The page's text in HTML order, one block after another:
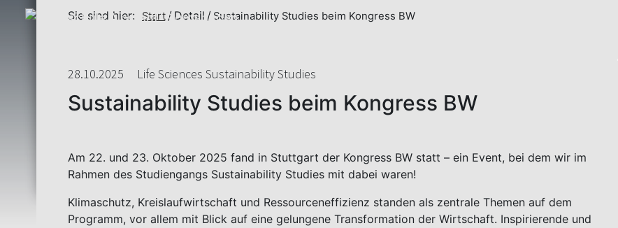
Sie sind hier: Start Detail Sustainability Studies beim Kongress BW
28.10.2025 Life Sciences Sustainability Studies
Sustainability Studies beim Kongress BW
Am 22. und 23. Oktober 2025 fand in Stuttgart der Kongress BW statt – ein Event, bei dem wir im
Rahmen des Studiengangs Sustainability Studies mit dabei waren!
Klimaschutz, Kreislaufwirtschaft und Ressourceneffizienz standen als zentrale Themen auf dem
Programm, vor allem mit Blick auf eine gelungene Transformation der Wirtschaft. Inspirierende und